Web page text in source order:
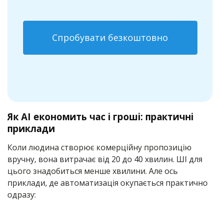
Спробувати безкоштовно
Як AI економить час і гроші: практичні
приклади
Коли людина створює комерційну пропозицію
вручну, вона витрачає від 20 до 40 хвилин. ШІ для
цього знадобиться менше хвилини. Але ось
приклади, де автоматизація окупається практично
одразу: